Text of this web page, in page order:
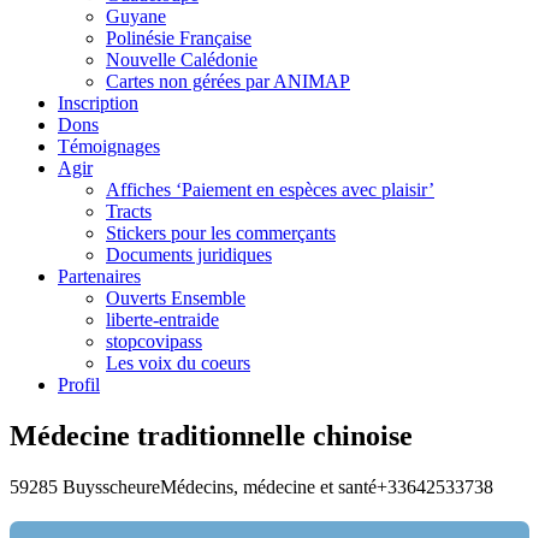
Guyane
Polinésie Française
Nouvelle Calédonie
Cartes non gérées par ANIMAP
Inscription
Dons
Témoignages
Agir
Affiches ‘Paiement en espèces avec plaisir’
Tracts
Stickers pour les commerçants
Documents juridiques
Partenaires
Ouverts Ensemble
liberte-entraide
stopcovipass
Les voix du coeurs
Profil
Médecine traditionnelle chinoise
59285 BuysscheureMédecins, médecine et santé+33642533738